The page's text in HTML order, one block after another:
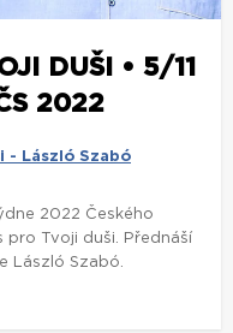
DUŠI • 5/11
2022
- László Szabó
2022 Českého
pro Tvoji duši. Přednáší
László Szabó.